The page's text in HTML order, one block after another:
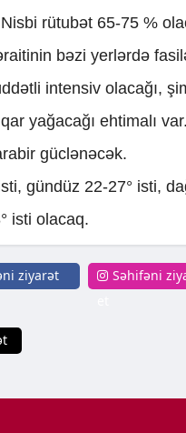
rütubət 65-75 %
bəzi yerlərdə
intensiv olacağı,
yağacağı ehtimalı
güclənəcək.
gündüz 22-27° isti,
isti olacaq.
ziyarət
Səhifəni